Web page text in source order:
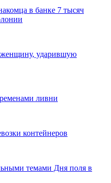
в банке 7 тысяч
ударившую
ливни
контейнеров
темами Дня поля в